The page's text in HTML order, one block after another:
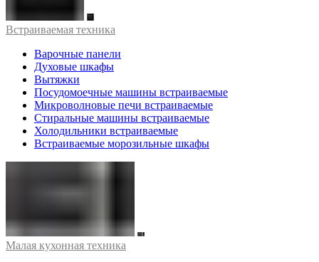
Встраиваемая техника
Варочные панели
Духовые шкафы
Вытяжки
Посудомоечные машины встраиваемые
Микроволновые печи встраиваемые
Стиральные машины встраиваемые
Холодильники встраиваемые
Встраиваемые морозильные шкафы
Малая кухонная техника